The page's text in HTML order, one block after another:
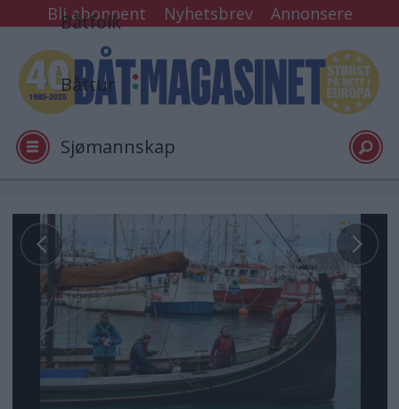
Bli abonnent Nyhetsbrev Annonsere
Båtfolk
Båttur
Sjømannskap
Tester
Arkiv
Video
Logg inn